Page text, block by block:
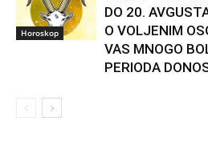
Horoskop
DO 20.
O VOLJENIM
VAS MNOGO
PERIODA